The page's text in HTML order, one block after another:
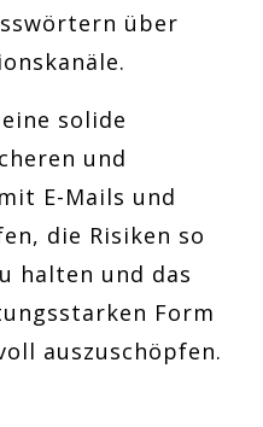
über
solide
und
E-Mails und
die Risiken so
halten und das
Form
auszuschöpfen.